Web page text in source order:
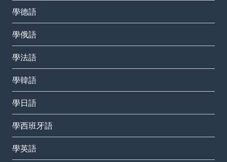
學德語
學俄語
學法語
學韓語
學日語
學西班牙語
學英語